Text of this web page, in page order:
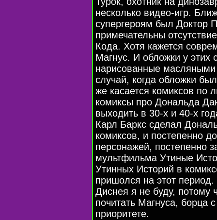
несколько видео-игр.
супергероям был Доктор
примечательны
Кода. Хотя кажется
Магнус. И обложки у этих
нарисованные масляными
случай, когда обложки
же касается комиксов по
комиксы про Дональда
выходить в 30-х и 40-х
Карл Баркс сделал
комиксов, и постепенно
персонажей, постепенно
мультфильма Утиные
Утинных Историй в
пришолся на этот
Диснея я не буду, потому
почитать Магнуса, борца
приоритете.